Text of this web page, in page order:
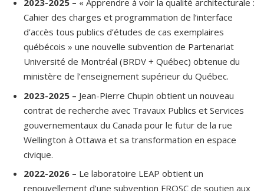
2023-2025 – « Apprendre à voir la qualité architecturale :
Cahier des charges et programmation de l’interface
d’accès tous publics d’études de cas exemplaires
québécois » une nouvelle subvention de Partenariat
Université de Montréal (BRDV + Québec) obtenue du
ministère de l’enseignement supérieur du Québec.
2023-2025 – Jean-Pierre Chupin obtient un nouveau
contrat de recherche avec Travaux Publics et Services
gouvernementaux du Canada pour le futur de la rue
Wellington à Ottawa et sa transformation en espace
civique.
2022-2026 – Le laboratoire LEAP obtient un
renouvellement d’une subvention FRQSC de soutien aux